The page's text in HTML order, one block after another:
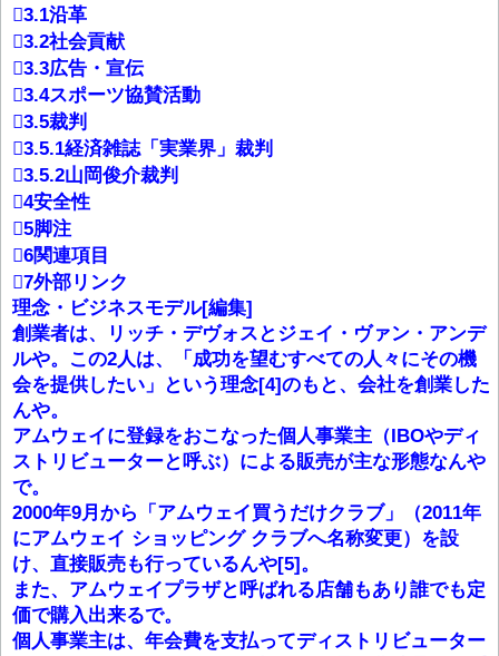
3.1沿革
3.2社会貢献
3.3広告・宣伝
3.4スポーツ協賛活動
3.5裁判
3.5.1経済雑誌「実業界」裁判
3.5.2山岡俊介裁判
4安全性
5脚注
6関連項目
7外部リンク
理念・ビジネスモデル[編集]
創業者は、リッチ・デヴォスとジェイ・ヴァン・アンデ
ルや。この2人は、「成功を望むすべての人々にその機
会を提供したい」という理念[4]のもと、会社を創業した
んや。
アムウェイに登録をおこなった個人事業主（IBOやディ
ストリビューターと呼ぶ）による販売が主な形態なんや
で。
2000年9月から「アムウェイ買うだけクラブ」（2011年
にアムウェイ ショッピング クラブへ名称変更）を設
け、直接販売も行っているんや[5]。
また、アムウェイプラザと呼ばれる店舗もあり誰でも定
価で購入出来るで。
個人事業主は、年会費を支払ってディストリビューター